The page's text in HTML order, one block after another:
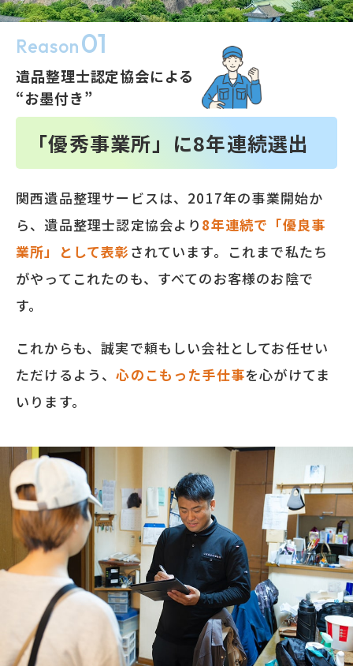
Reason01
遺品整理士認定協会による
“お墨付き”
「優秀事業所」に8年連続選出
関西遺品整理サービスは、2017年の事業開始か
ら、遺品整理士認定協会より 8年連続で「優良事
業所」として表彰 されています。これまで私たち
がやってこれたのも、すべてのお客様のお陰で
す。
これからも、誠実で頼もしい会社としてお任せい
ただけるよう、心のこもった手仕事を心がけてま
いります。